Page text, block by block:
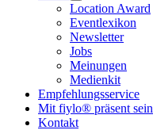
Location Award
Eventlexikon
Newsletter
Jobs
Meinungen
Medienkit
Empfehlungsservice
Mit fiylo® präsent sein
Kontakt